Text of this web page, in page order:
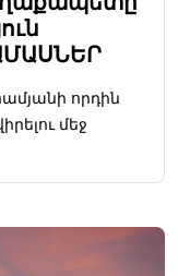
որդին
մեջ